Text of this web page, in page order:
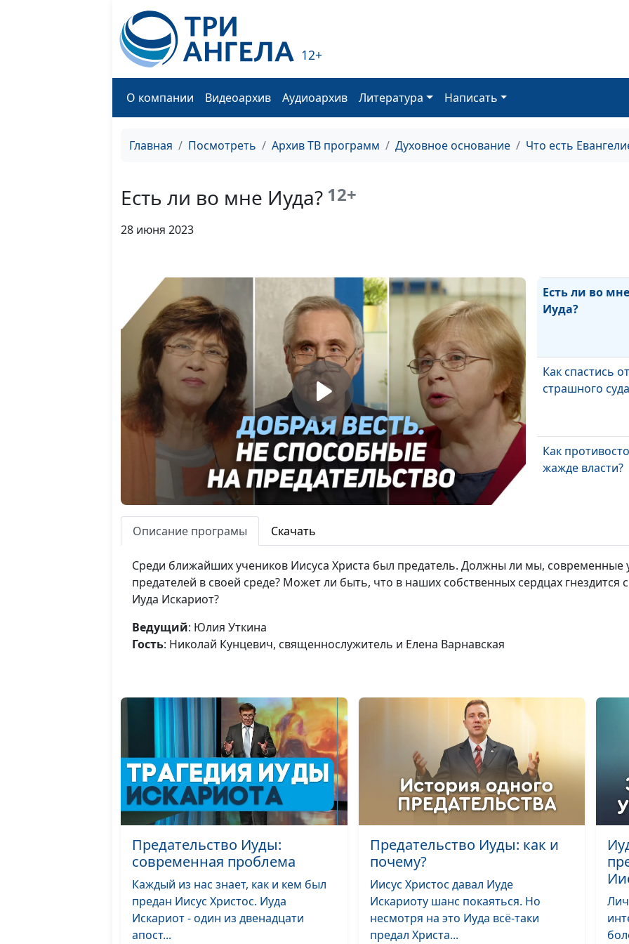
12+
О компании Видеоархив Аудиоархив Литература Написать
Главная Посмотреть Архив ТВ программ Духовное основание Что есть
Есть ли во мне Иуда? 12+
28 июня 2023
преодолеть в
покаяние.
Есть ли во мне
Иуда?
Как спастись от
страшного
Как
жажде власти?
нас сегодня?
часть)
конца света и
Волны
последнем
Почему не
дата
времени и
Какие
Описание програмы Скачать
Среди ближайших учеников Иисуса Христа был предатель. Должны ли мы, современные
предателей в своей среде? Может ли быть, что в наших собственных сердцах гнездится
Иуда Искариот?
Ведущий: Юлия Уткина
Гость: Николай Кунцевич, священнослужитель и Елена Варнавская
Предательство Иуды:
современная проблема
Каждый из нас знает, как и кем был
предан Иисус Христос. Иуда
Искариот - один из двенадцати
апост...
Предательство Иуды: как и
почему?
Иисус Христос давал Иуде
Искариоту шанс покаяться. Но
несмотря на это Иуда всё-таки
предал Христа...